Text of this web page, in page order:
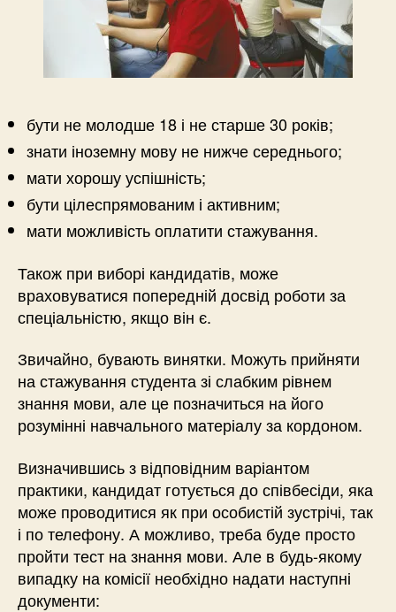
бути не молодше 18 і не старше 30 років;
знати іноземну мову не нижче середнього;
мати хорошу успішність;
бути цілеспрямованим і активним;
мати можливість оплатити стажування.
Також при виборі кандидатів, може
враховуватися попередній досвід роботи за
спеціальністю, якщо він є.
Звичайно, бувають винятки. Можуть прийняти
на стажування студента зі слабким рівнем
знання мови, але це позначиться на його
розумінні навчального матеріалу за кордоном.
Визначившись з відповідним варіантом
практики, кандидат готується до співбесіди, яка
може проводитися як при особистій зустрічі, так
і по телефону. А можливо, треба буде просто
пройти тест на знання мови. Але в будь-якому
випадку на комісії необхідно надати наступні
документи: